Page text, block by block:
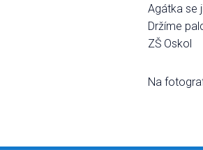
Agátka se
Držíme
ZŠ Oskol
Na